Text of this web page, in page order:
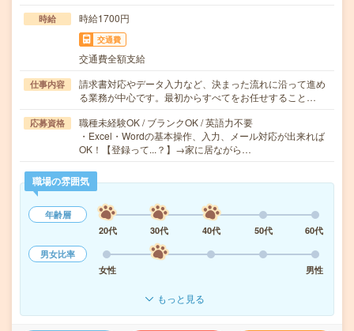
時給 時給1700円
交通費
交通費全額支給
仕事内容
請求書対応やデータ入力など、決まった流れに沿って進め
る業務が中心です。最初からすべてをお任せすること…
応募資格
職種未経験OK / ブランクOK / 英語力不要
・Excel・Wordの基本操作、入力、メール対応が出来れば
OK！【登録って...？】→家に居ながら…
職場の雰囲気
年齢層
20代
30代 40代 50代
60代
男女比率
女性
男性
もっと見る